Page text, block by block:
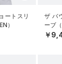
ートスリ
）
ザ バ
ーブ
￥